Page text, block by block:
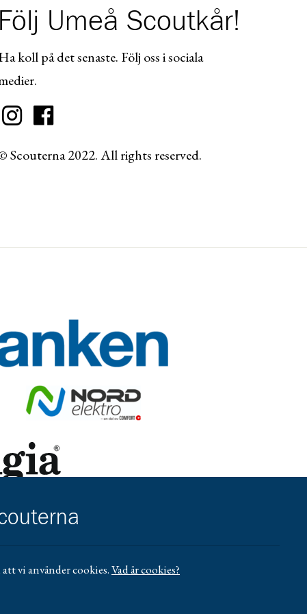
Följ Umeå Scoutkår!
koll på det senaste. Följ oss i sociala
Scouterna 2022. All rights reserved.
umea-city
vasterbotten/privat/
Gå till https://nordelektro.se/
www.sensus.se/samarbeta/rattigheter-och-hallbarhet/
www.mucf.se/bidrag/barn-och-ungdomsorganisationer
vi använder cookies.Vad är cookies?